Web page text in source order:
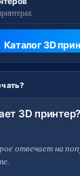
Каталог 3D
3D
отвечает на